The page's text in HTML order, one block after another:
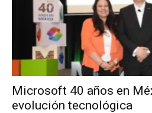
Microsoft 40 años en
evolución tecnológica